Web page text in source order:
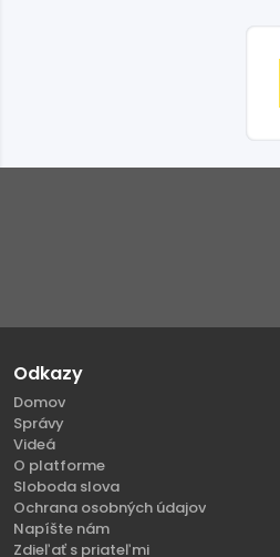
Odkazy
Domov
Správy
Videá
O platforme
Sloboda slova
Ochrana osobných údajov
Napíšte nám
Zdieľať s priateľmi